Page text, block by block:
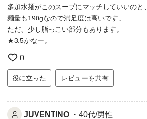
多加水麺がこのスープにマッチしていいのと、
麺量も190gなので満足度は高いです。
ただ、少し脂っこい部分もあります。
★3.5かなー。
0
役に立った レビューを共有
JUVENTINO ・40代/男性